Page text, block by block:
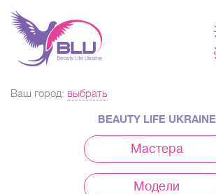
Ваш город: выбрать
BEAUTY LIFE UKRAINE
Мастера
Модели